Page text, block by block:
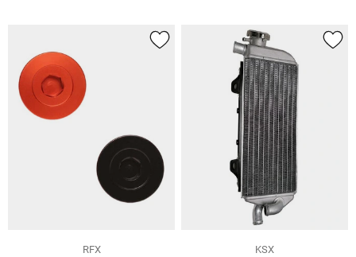
RFX
KSX